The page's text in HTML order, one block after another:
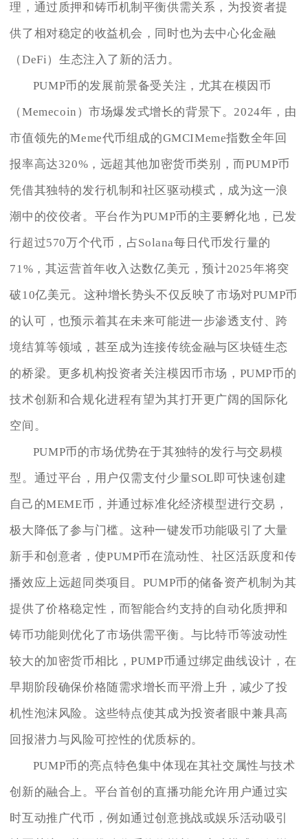
理，通过质押和铸币机制平衡供需关系，为投资者提
供了相对稳定的收益机会，同时也为去中心化金融
（DeFi）生态注入了新的活力。
PUMP币的发展前景备受关注，尤其在模因币
（Memecoin）市场爆发式增长的背景下。2024年，由
市值领先的Meme代币组成的GMCIMeme指数全年回
报率高达320%，远超其他加密货币类别，而PUMP币
凭借其独特的发行机制和社区驱动模式，成为这一浪
潮中的佼佼者。平台作为PUMP币的主要孵化地，已发
行超过570万个代币，占Solana每日代币发行量的
71%，其运营首年收入达数亿美元，预计2025年将突
破10亿美元。这种增长势头不仅反映了市场对PUMP币
的认可，也预示着其在未来可能进一步渗透支付、跨
境结算等领域，甚至成为连接传统金融与区块链生态
的桥梁。更多机构投资者关注模因币市场，PUMP币的
技术创新和合规化进程有望为其打开更广阔的国际化
空间。
PUMP币的市场优势在于其独特的发行与交易模
型。通过平台，用户仅需支付少量SOL即可快速创建
自己的MEME币，并通过标准化经济模型进行交易，
极大降低了参与门槛。这种一键发币功能吸引了大量
新手和创意者，使PUMP币在流动性、社区活跃度和传
播效应上远超同类项目。PUMP币的储备资产机制为其
提供了价格稳定性，而智能合约支持的自动化质押和
铸币功能则优化了市场供需平衡。与比特币等波动性
较大的加密货币相比，PUMP币通过绑定曲线设计，在
早期阶段确保价格随需求增长而平滑上升，减少了投
机性泡沫风险。这些特点使其成为投资者眼中兼具高
回报潜力与风险可控性的优质标的。
PUMP币的亮点特色集中体现在其社交属性与技术
创新的融合上。平台首创的直播功能允许用户通过实
时互动推广代币，例如通过创意挑战或娱乐活动吸引